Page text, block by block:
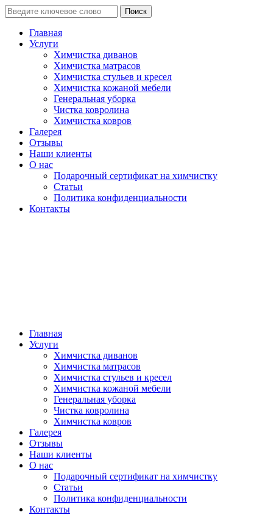
Поиск
Главная
Услуги
Химчистка диванов
Химчистка матрасов
Химчистка стульев и кресел
Химчистка кожаной мебели
Генеральная уборка
Чистка ковролина
Химчистка ковров
Галерея
Отзывы
Наши клиенты
О нас
Подарочный сертификат на химчистку
Статьи
Политика конфиденциальности
Контакты
Главная
Услуги
Химчистка диванов
Химчистка матрасов
Химчистка стульев и кресел
Химчистка кожаной мебели
Генеральная уборка
Чистка ковролина
Химчистка ковров
Галерея
Отзывы
Наши клиенты
О нас
Подарочный сертификат на химчистку
Статьи
Политика конфиденциальности
Контакты